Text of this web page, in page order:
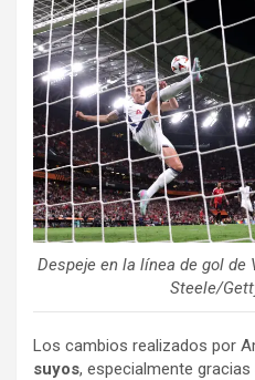
Despeje en la línea de gol de
Steele/
Los cambios realizados por
suyos, especialmente